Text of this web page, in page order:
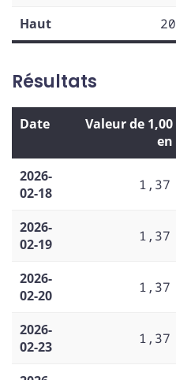
Haut
Résultats
Date
Valeur de 1,00
en
2026-
02-18
1,37
2026-
02-19
1,37
2026-
02-20
1,37
2026-
02-23
1,37